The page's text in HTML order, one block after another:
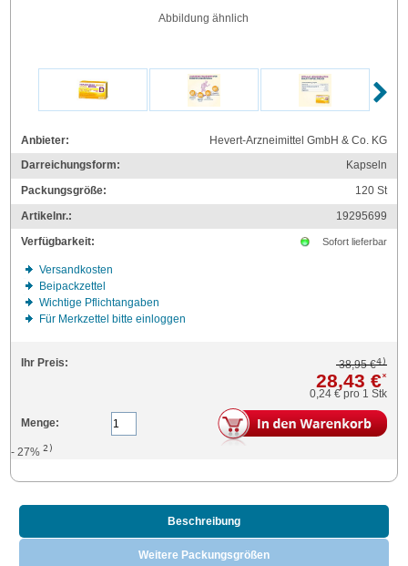
Abbildung ähnlich
Anbieter:
Hevert-Arzneimittel GmbH & Co. KG
Darreichungsform:
Kapseln
Packungsgröße:
120St
Artikelnr.:
19295699
Verfügbarkeit:
Sofort lieferbar
Versandkosten
Beipackzettel
Wichtige Pflichtangaben
Für Merkzettel bitte einloggen
Ihr Preis: 38,95 €4)
28,43 €*
0,24 €pro 1 Stk
Menge:
- 27%2)
Beschreibung
Weitere Packungsgrößen